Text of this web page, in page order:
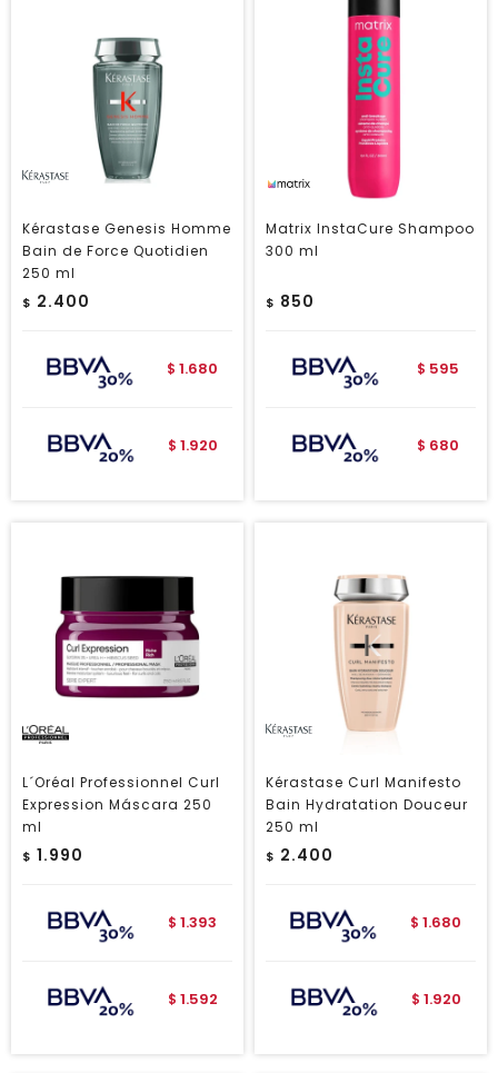
Kérastase Genesis Homme
Bain de Force Quotidien
250 ml
$ 2.400
$ 1.680
$ 1.920
Matrix InstaCure Shampoo
300 ml
$ 850
$ 595
$ 680
L´Oréal Professionnel Curl
Expression Máscara 250
ml
$ 1.990
$ 1.393
$ 1.592
Kérastase Curl Manifesto
Bain Hydratation Douceur
250 ml
$ 2.400
$ 1.680
$ 1.920